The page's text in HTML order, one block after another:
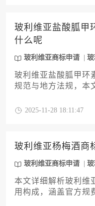
地完成知识产权布局
础。
玻利维亚盐酸胍甲
什么呢
玻利维亚商标申请
玻利维亚盐酸胍甲环
规范与地方法规，本
产权布局。针对医药
2025-11-28 18:11:47
玻利维亚杨梅酒商
玻利维亚商标申请
本文详细解析玻利维
用构成，涵盖官方规